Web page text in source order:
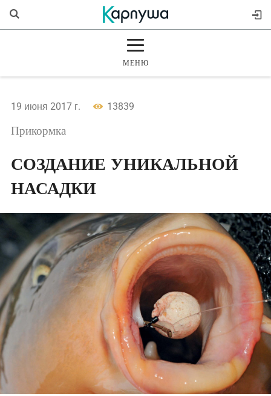
МЕНЮ
МАГАЗИН
19 июня 2017 г. 13839
Прикормка
СОЗДАНИЕ УНИКАЛЬНОЙ
НАСАДКИ